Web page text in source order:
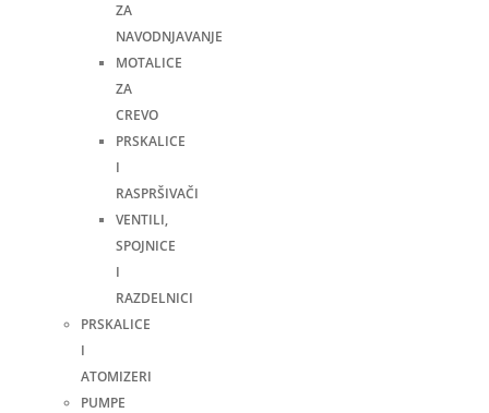
ZA
NAVODNJAVANJE
MOTALICE
ZA
CREVO
PRSKALICE
I
RASPRŠIVAČI
VENTILI,
SPOJNICE
I
RAZDELNICI
PRSKALICE
I
ATOMIZERI
PUMPE